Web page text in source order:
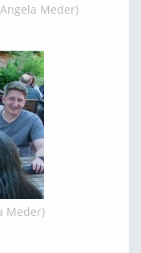
Meder)
Meder)